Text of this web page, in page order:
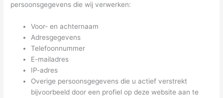
persoonsgegevens die wij verwerken:
Voor- en achternaam
Adresgegevens
Telefoonnummer
E-mailadres
IP-adres
Overige persoonsgegevens die u actief verstrekt
bijvoorbeeld door een profiel op deze website aan te